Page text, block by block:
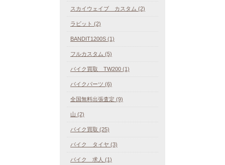
スカイウェイブ カスタム (2)
ラビット (2)
BANDIT1200S (1)
フルカスタム (5)
バイク買取 TW200 (1)
バイクパーツ (6)
全国無料出張査定 (9)
山 (2)
バイク買取 (25)
バイク タイヤ (3)
バイク 求人 (1)